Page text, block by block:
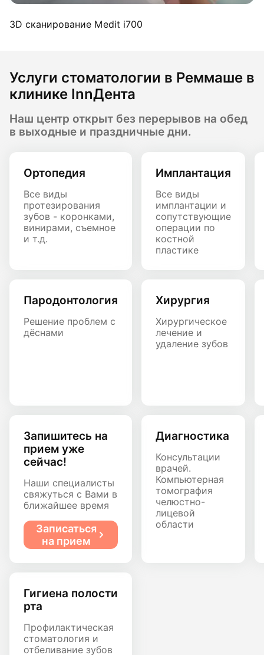
3D сканирование Medit i700
Услуги стоматологии в Реммаше в
клинике InnДента
Наш центр открыт без перерывов на обед
в выходные и праздничные дни.
Ортопедия
Все виды
протезирования
зубов - коронками,
винирами, съемное
и т.д.
Имплантация
Все виды
имплантации и
сопутствующие
операции по
костной
пластике
Пародонтология
Решение проблем с
дёснами
Хирургия
Хирургическое
лечение и
удаление зубов
Диагностика
Консультации
врачей.
Компьютерная
томография
челюстно-
лицевой
области
Гигиена полости
рта
Профилактическая
стоматология и
отбеливание зубов
Запишитесь на
прием уже
сейчас!
Наши специалисты
свяжуться с Вами в
ближайшее время
Записаться
на прием